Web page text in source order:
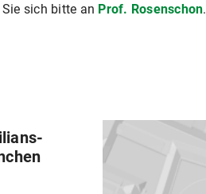
sich bitte an Prof. Rosenschon.